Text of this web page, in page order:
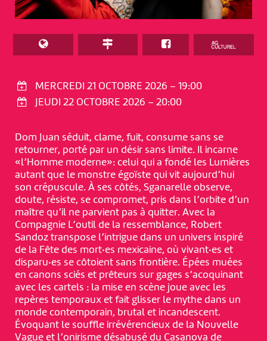
MERCREDI 21 OCTOBRE 2026 – 19:00
JEUDI 22 OCTOBRE 2026 – 20:00
Dom Juan séduit, clame, fuit, consume sans se
retourner, porté par un désir sans limite. Il incarne
«l’Homme moderne»: celui qui a fondé les Lumières
autant que le monstre égoïste qui vit aujourd’hui
son crépuscule. À ses côtés, Sganarelle observe,
doute, résiste, se compromet, pris dans l’orbite d’un
maître qu’il ne parvient pas à quitter. Avec la
Compagnie L’outil de la ressemblance, Robert
Sandoz transpose l’intrigue dans un univers inspiré
de la Fête des mort·es mexicaine, où vivant·es et
disparu·es se côtoient sans frontière. Épées muées
en canons sciés et prêteurs sur gages s’acoquinant
avec les cartels : la mise en scène joue avec les
repères temporaux et fait glisser le mythe dans un
monde contemporain, brutal et incandescent.
Évoquant le souffle irrévérencieux de la Nouvelle
Vague et l’onirisme désabusé du Casanova de